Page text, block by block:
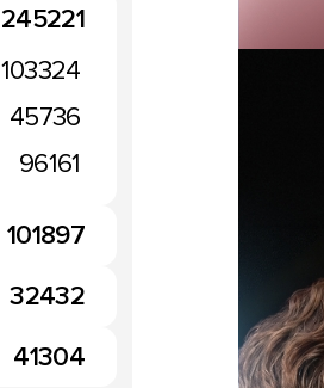
245221
103324
45736
96161
101897
32432
41304